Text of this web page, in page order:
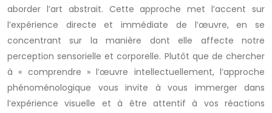
aborder l’art abstrait. Cette approche met l’accent sur
l’expérience directe et immédiate de l’œuvre, en se
concentrant sur la manière dont elle affecte notre
perception sensorielle et corporelle. Plutôt que de chercher
à « comprendre » l’œuvre intellectuellement, l’approche
phénoménologique vous invite à vous immerger dans
l’expérience visuelle et à être attentif à vos réactions